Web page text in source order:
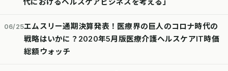
代におけるヘルスケアビジネスを考える」
06/25エムスリー通期決算発表！医療界の巨人のコロナ時代の
戦略はいかに？2020年5月版医療介護ヘルスケアIT時価
総額ウォッチ